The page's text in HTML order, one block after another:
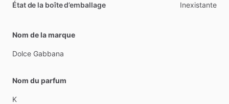
État de la boîte d’emballage Inexistante
Nom de la marque
Dolce Gabbana
Nom du parfum
K